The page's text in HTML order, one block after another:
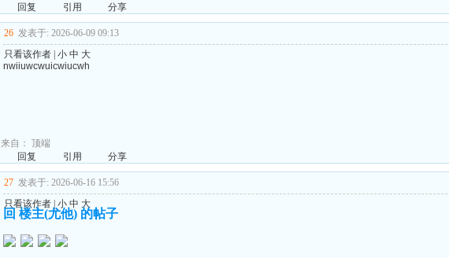
回复
引用 分享
26 发表于: 2026-06-09 09:13
只看该作者| 小 中 大
nwiiuwcwuicwiucwh
来自： 顶端
回复
引用 分享
27 发表于: 2026-06-16 15:56
只看该作者| 小 中 大
回 楼主(尤他) 的帖子